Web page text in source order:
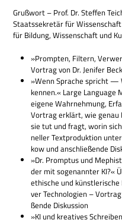
Gruß­wort – Prof. Dr. Stef­fen
Staats­se­kre­tär für
für Bil­dung, Wis­sen­schaft und
»Promp­ten, Fil­tern,
Vor­trag von Dr. Jeni­fer
»Wenn Spra­che spricht —
ken­nen.« Large Lan­guage
eigene Wahr­neh­mung,
Vor­trag erklärt, wie genau
sie tut und fragt, worin
nel­ler Text­pro­duk­tion
kow und anschlie­ßende
»Dr. Promp­tus und
der mit soge­nann­ter KI?«
ethi­sche und
ver Tech­no­lo­gien –
ßende Diskussion
»KI und krea­ti­ves